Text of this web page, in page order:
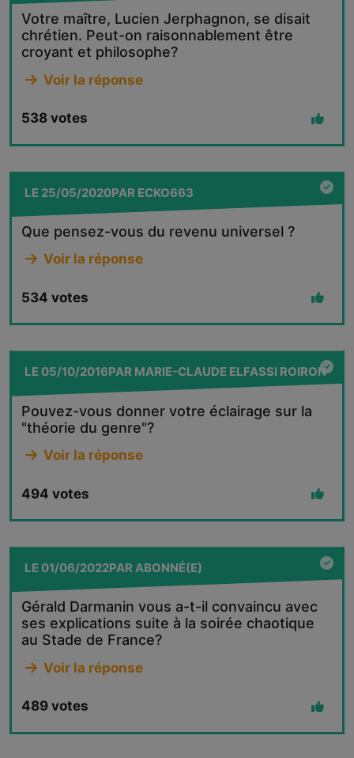
Votre maître, Lucien Jerphagnon, se disait
chrétien. Peut-on raisonnablement être
croyant et philosophe?
Voir la réponse
538 votes
LE 25/05/2020PAR ECKO663
Que pensez-vous du revenu universel ?
Voir la réponse
534 votes
LE05/10/2016PAR MARIE-CLAUDE ELFASSI ROIRON
Pouvez-vous donner votre éclairage sur la
"théorie du genre"?
Voir la réponse
494 votes
LE01/06/2022PARABONNÉ(E)
Gérald Darmanin vous a-t-il convaincu avec
ses explications suite à la soirée chaotique
au Stade de France?
Voir la réponse
489 votes